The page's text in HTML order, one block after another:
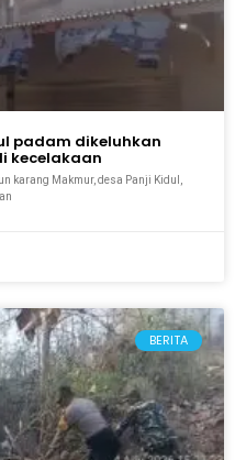
padam dikeluhkan
kecelakaan
karang Makmur, desa Panji Kidul,
BERITA